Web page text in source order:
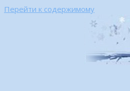
Перейти к содержимому